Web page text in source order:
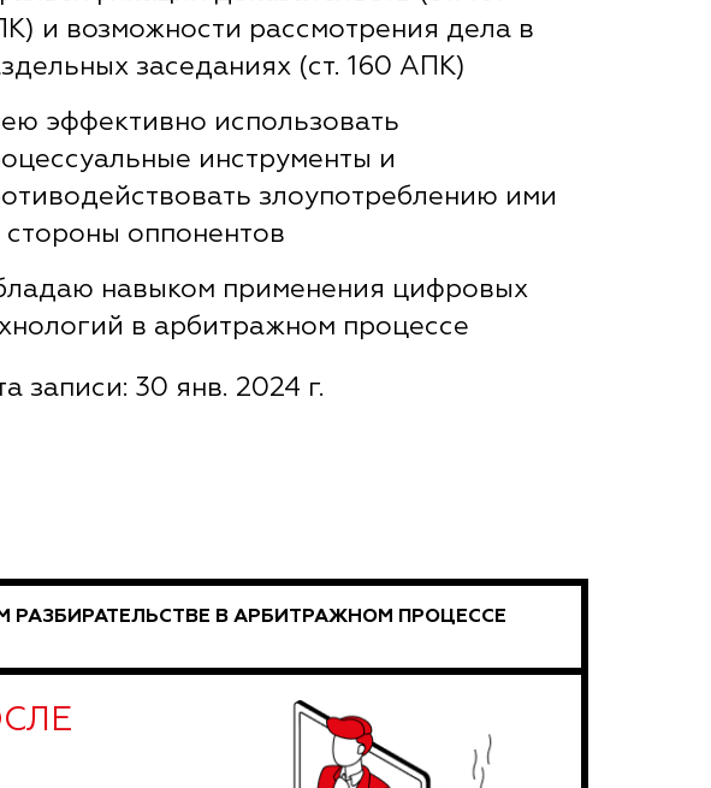
и возможности рассмотрения дела в
заседаниях (ст. 160 АПК)
эффективно использовать
инструменты и
злоупотреблению ими
стороны оппонентов
навыком применения цифровых
в арбитражном процессе
записи: 30 янв. 2024 г.
В АРБИТРАЖНОМ ПРОЦЕССЕ